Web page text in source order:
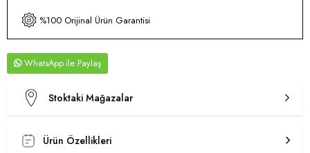
%100 Orijinal Ürün Garantisi
WhatsApp
Stoktaki Mağazalar
Ürün Özellikleri